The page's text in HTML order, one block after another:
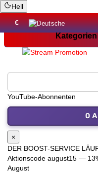
Hell
€
YouT
0
×
DER BOOST-SERVICE
Aktionscode august15 —
August
Kategorien